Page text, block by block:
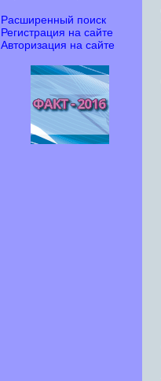
Расширенный поиск
Регистрация на сайте
Авторизация на сайте